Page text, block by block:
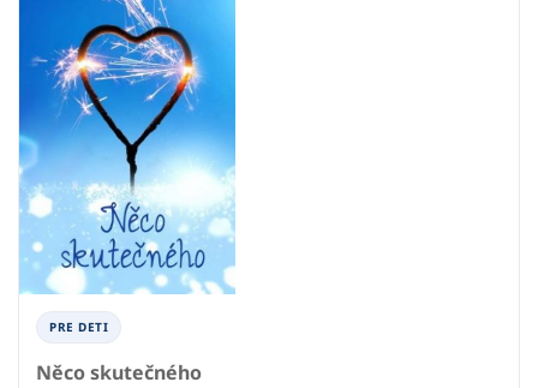
PRE DETI
Něco skutečného